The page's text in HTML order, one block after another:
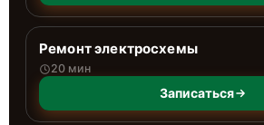
Ремонт электросхемы
20 мин
Записаться